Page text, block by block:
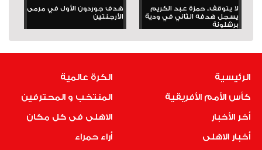
لا يتوقف.. حمزة عبد الكريم
يسجل هدفه الثاني في ودية
برشلونة
هدف جوردون الأول في مرمى
الأرجنتين
الرئيسية
كأس الأمم الأفريقية
أخر الأخبار
أخبار الاهلى
الكرة عالمية
المنتخب و المحترفين
الاهلى فى كل مكان
أراء حمراء